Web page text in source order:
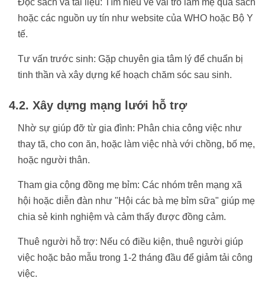
hoặc các nguồn uy tín như website của WHO hoặc Bộ Y
tế.
Tư vấn trước sinh: Gặp chuyên gia tâm lý để chuẩn bị
tinh thần và xây dựng kế hoạch chăm sóc sau sinh.
4.2. Xây dựng mạng lưới hỗ trợ
Nhờ sự giúp đỡ từ gia đình: Phân chia công việc như
thay tã, cho con ăn, hoặc làm việc nhà với chồng, bố mẹ,
hoặc người thân.
Tham gia cộng đồng mẹ bỉm: Các nhóm trên mạng xã
hội hoặc diễn đàn như "Hội các bà mẹ bỉm sữa" giúp mẹ
chia sẻ kinh nghiệm và cảm thấy được đồng cảm.
Thuê người hỗ trợ: Nếu có điều kiện, thuê người giúp
việc hoặc bảo mẫu trong 1-2 tháng đầu để giảm tải công
việc.